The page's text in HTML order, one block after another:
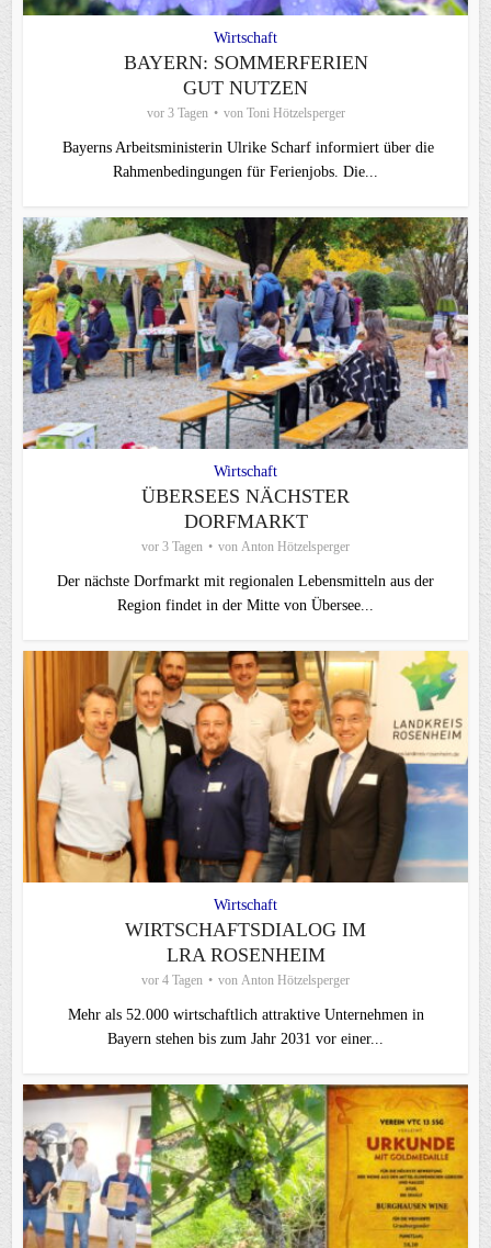
Wirtschaft
BAYERN: SOMMERFERIEN
GUT NUTZEN
vor 3 Tagen von Toni Hötzelsperger
Bayerns Arbeitsministerin Ulrike Scharf informiert über die
Rahmenbedingungen für Ferienjobs. Die...
Wirtschaft
ÜBERSEES NÄCHSTER
DORFMARKT
vor 3 Tagen von Anton Hötzelsperger
Der nächste Dorfmarkt mit regionalen Lebensmitteln aus der
Region findet in der Mitte von Übersee...
Wirtschaft
WIRTSCHAFTSDIALOG IM
LRA ROSENHEIM
vor 4 Tagen von Anton Hötzelsperger
Mehr als 52.000 wirtschaftlich attraktive Unternehmen in
Bayern stehen bis zum Jahr 2031 vor einer...